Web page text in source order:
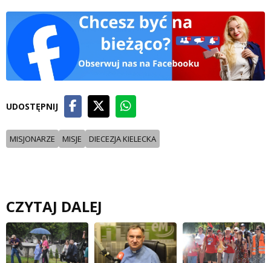
UDOSTĘPNIJ
MISJONARZE MISJE DIECEZJA KIELECKA
CZYTAJ DALEJ